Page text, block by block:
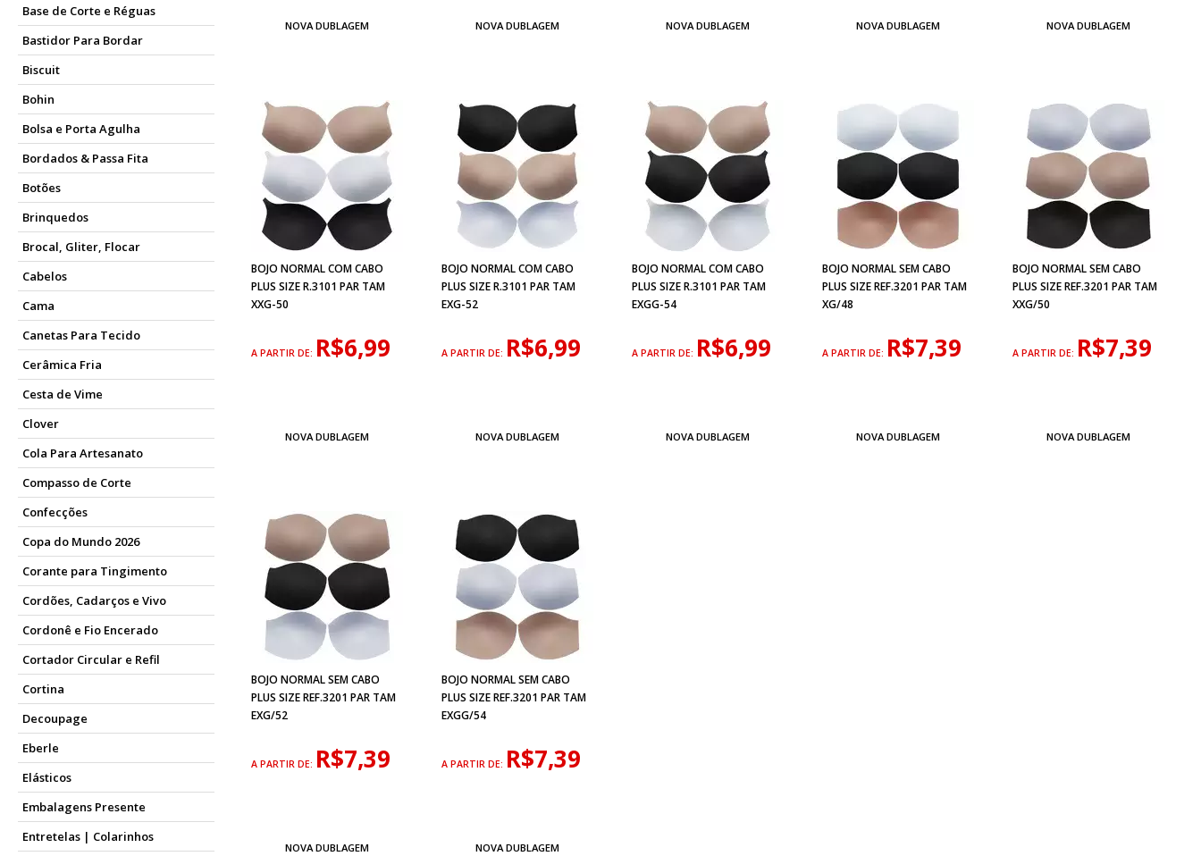
Base de Corte e Réguas
Bastidor Para Bordar
Biscuit
Bohin
Bolsa e Porta Agulha
Bordados & Passa Fita
Botões
Brinquedos
Brocal, Gliter, Flocar
Cabelos
Cama
Canetas Para Tecido
Cerâmica Fria
Cesta de Vime
Clover
Cola Para Artesanato
Compasso de Corte
Confecções
Copa do Mundo 2026
Corante para Tingimento
Cordões, Cadarços e Vivo
Cordonê e Fio Encerado
Cortador Circular e Refil
Cortina
Decoupage
Eberle
Elásticos
Embalagens Presente
Entretelas | Colarinhos
NOVA DUBLAGEM NOVA DUBLAGEM NOVA DUBLAGEM NOVA DUBLAGEM NOVA DUBLAGEM
BOJO NORMAL COM CABO
PLUS SIZE R.3101 PAR TAM
XXG-50
A PARTIR DE: R$6,99
NOVA DUBLAGEM
BOJO NORMAL COM CABO
PLUS SIZE R.3101 PAR TAM
EXG-52
A PARTIR DE: R$6,99
NOVA DUBLAGEM
BOJO NORMAL COM CABO
PLUS SIZE R.3101 PAR TAM
EXGG-54
A PARTIR DE: R$6,99
NOVA DUBLAGEM
BOJO NORMAL SEM CABO
PLUS SIZE REF.3201 PAR TAM
XG/48
A PARTIR DE: R$7,39
NOVA DUBLAGEM
BOJO NORMAL SEM CABO
PLUS SIZE REF.3201 PAR TAM
XXG/50
A PARTIR DE: R$7,39
NOVA DUBLAGEM
BOJO NORMAL SEM CABO
PLUS SIZE REF.3201 PAR TAM
EXG/52
A PARTIR DE: R$7,39
NOVA DUBLAGEM
BOJO NORMAL SEM CABO
PLUS SIZE REF.3201 PAR TAM
EXGG/54
A PARTIR DE: R$7,39
NOVA DUBLAGEM